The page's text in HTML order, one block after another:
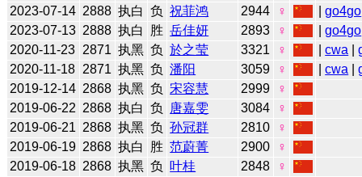
2023-07-14 2888 执白 负 祝菲鸿 2944 ♀ |go4go
2023-07-13 2888 执白 胜 岳佳妍 2893 ♀ |go4go
2020-11-23 2871 执黑 负 於之莹 3321 ♀ |cwa |
2020-11-18 2871 执黑 负 潘阳 3059 ♀ |cwa |
2019-12-14 2868 执黑 负 宋容慧 2999
♀
2019-06-22 2868 执白 负 唐嘉雯 3084
♀
2019-06-21 2868 执黑 负 孙冠群 2810
♀
2019-06-19 2868 执白 胜 范蔚菁 2900
♀
2019-06-18 2868 执黑 负 叶桂 2848
♀